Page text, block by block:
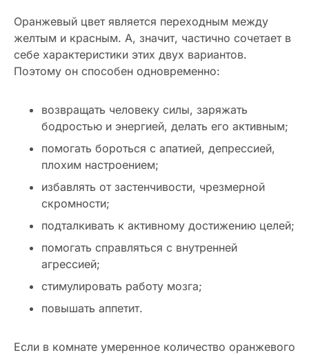
Оранжевый цвет является переходным между
желтым и красным. А, значит, частично сочетает в
себе характеристики этих двух вариантов.
Поэтому он способен одновременно:
возвращать человеку силы, заряжать
бодростью и энергией, делать его активным;
помогать бороться с апатией, депрессией,
плохим настроением;
избавлять от застенчивости, чрезмерной
скромности;
подталкивать к активному достижению целей;
помогать справляться с внутренней
агрессией;
стимулировать работу мозга;
повышать аппетит.
Если в комнате умеренное количество оранжевого